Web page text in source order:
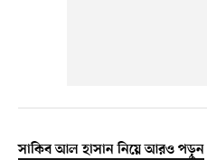
সাকিব আল হাসান নিয়ে আরও পড়ুন